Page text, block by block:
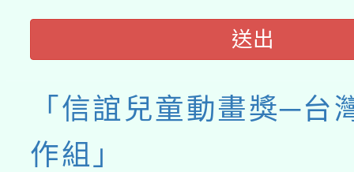
送出
「信誼兒童動畫獎─台
作組」